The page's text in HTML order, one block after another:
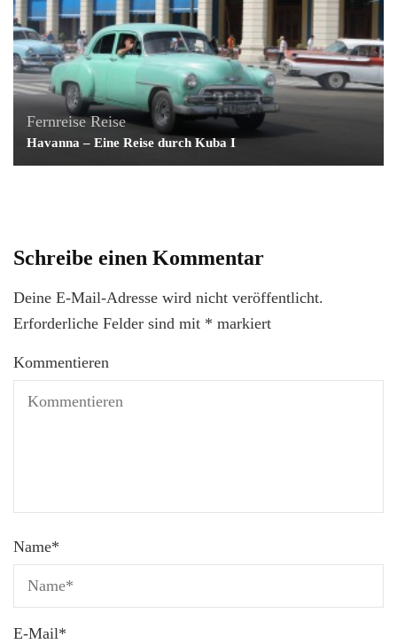
Fernreise Reise
Havanna – Eine Reise durch Kuba I
Schreibe einen Kommentar
Deine E-Mail-Adresse wird nicht veröffentlicht.
Erforderliche Felder sind mit * markiert
Kommentieren
Name*
E-Mail*